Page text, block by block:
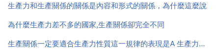
生產力和生產關係的關係是內容和形式的關係，為什麼這麼說
為什麼生產力差不多的國家,生產關係卻完全不同
生產關係一定要適合生產力性質這一規律的表現是A 生產力決定著生產關係的產生B 生產力決定著生產